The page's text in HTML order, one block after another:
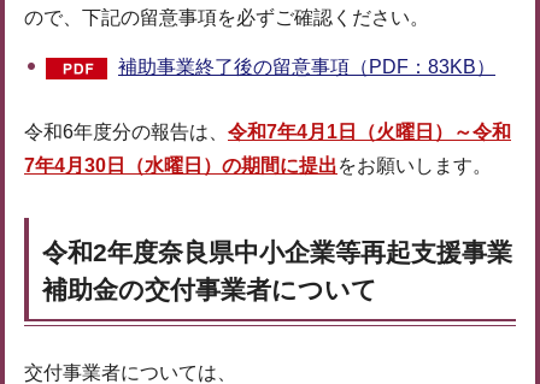
ので、下記の留意事項を必ずご確認ください。
補助事業終了後の留意事項（PDF：83KB）
令和6年度分の報告は、 令和7年4月1日（火曜日）～令和
7年4月30日（水曜日）の期間に提出をお願いします。
令和2年度奈良県中小企業等再起支援事業
補助金の交付事業者について
交付事業者については、